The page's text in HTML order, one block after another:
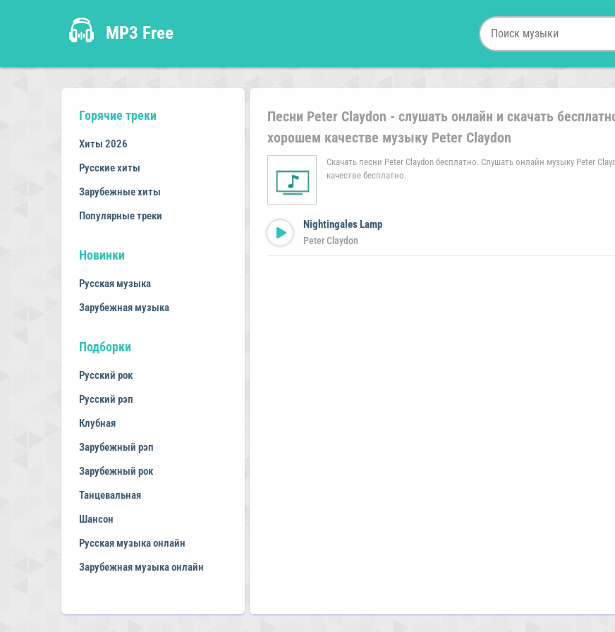
MP3 Free
Горячие треки
Хиты 2026
Русские хиты
Зарубежные хиты
Популярные треки
Новинки
Русская музыка
Зарубежная музыка
Подборки
Русский рок
Русский рэп
Клубная
Зарубежный рэп
Зарубежный рок
Танцевальная
Шансон
Русская музыка онлайн
Зарубежная музыка онлайн
Песни Peter Claydon - слушать онлайн и скачать
хорошем качестве музыку Peter Claydon
Скачать песни Peter Claydon бесплатно. Слушать онлайн музыку Peter
качестве бесплатно.
Nightingales Lamp
Peter Claydon